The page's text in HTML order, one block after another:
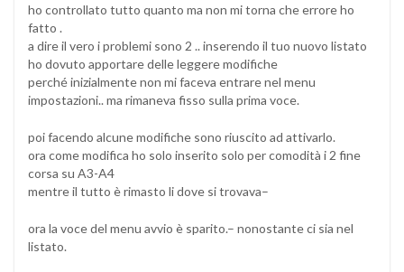
ho controllato tutto quanto ma non mi torna che errore ho
fatto .
a dire il vero i problemi sono 2 .. inserendo il tuo nuovo listato
ho dovuto apportare delle leggere modifiche
perché inizialmente non mi faceva entrare nel menu
impostazioni.. ma rimaneva fisso sulla prima voce.
poi facendo alcune modifiche sono riuscito ad attivarlo.
ora come modifica ho solo inserito solo per comodità i 2 fine
corsa su A3-A4
mentre il tutto è rimasto li dove si trovava–
ora la voce del menu avvio è sparito.– nonostante ci sia nel
listato.